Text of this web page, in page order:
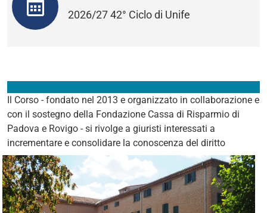
2026/27 42° Ciclo di Unife
Il Corso - fondato nel 2013 e organizzato in collaborazione e
con il sostegno della Fondazione Cassa di Risparmio di
Padova e Rovigo - si rivolge a giuristi interessati a
incrementare e consolidare la conoscenza del diritto